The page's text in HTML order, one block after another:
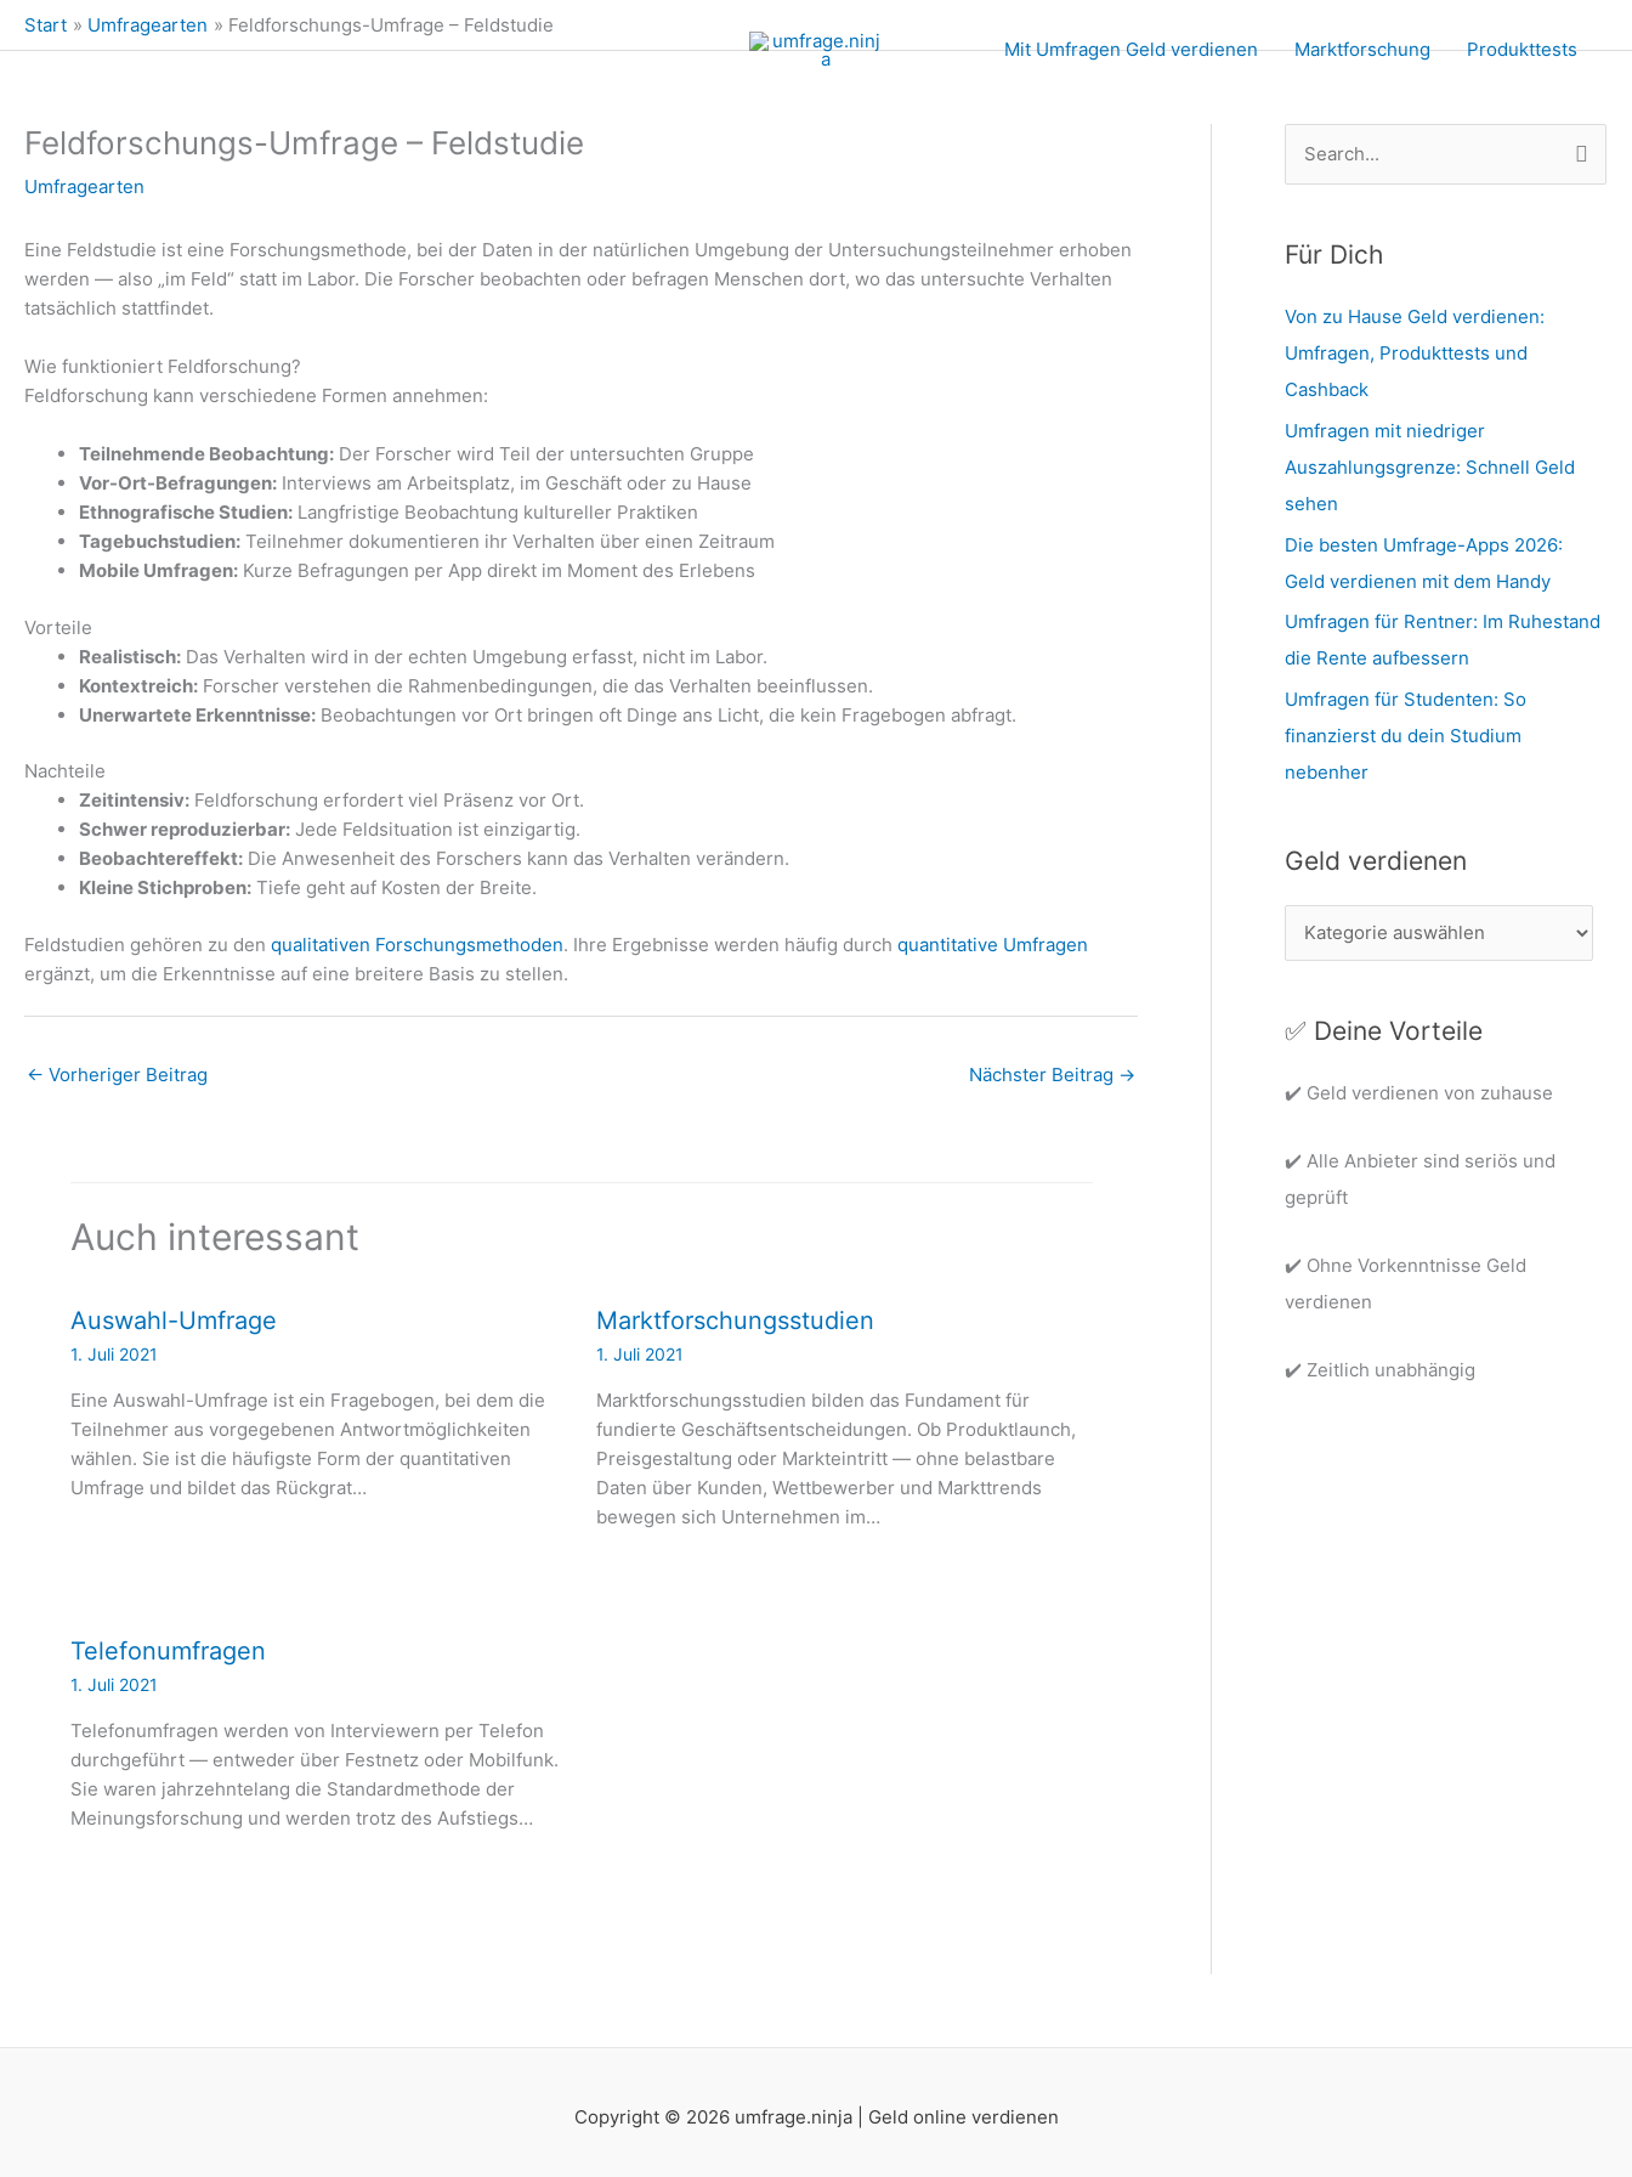
Zum
Mit Umfragen Geld verdienen Marktforschung Produkttests
Start Umfragearten Feldforschungs-Umfrage – Feldstudie
Feldforschungs-Umfrage – Feldstudie
Umfragearten
Eine Feldstudie ist eine Forschungsmethode, bei der Daten in der natürlichen Umgebung der Untersuchungsteilnehmer erhoben
werden — also „im Feld“ statt im Labor. Die Forscher beobachten oder befragen Menschen dort, wo das untersuchte Verhalten
tatsächlich stattfindet.
Wie funktioniert Feldforschung?
Feldforschung kann verschiedene Formen annehmen:
Teilnehmende Beobachtung: Der Forscher wird Teil der untersuchten Gruppe
Vor-Ort-Befragungen: Interviews am Arbeitsplatz, im Geschäft oder zu Hause
Ethnografische Studien: Langfristige Beobachtung kultureller Praktiken
Tagebuchstudien: Teilnehmer dokumentieren ihr Verhalten über einen Zeitraum
Mobile Umfragen: Kurze Befragungen per App direkt im Moment des Erlebens
Vorteile
Realistisch: Das Verhalten wird in der echten Umgebung erfasst, nicht im Labor.
Kontextreich: Forscher verstehen die Rahmenbedingungen, die das Verhalten beeinflussen.
Unerwartete Erkenntnisse: Beobachtungen vor Ort bringen oft Dinge ans Licht, die kein Fragebogen abfragt.
Nachteile
Zeitintensiv: Feldforschung erfordert viel Präsenz vor Ort.
Schwer reproduzierbar: Jede Feldsituation ist einzigartig.
Beobachtereffekt: Die Anwesenheit des Forschers kann das Verhalten verändern.
Kleine Stichproben: Tiefe geht auf Kosten der Breite.
Feldstudien gehören zu den qualitativen Forschungsmethoden. Ihre Ergebnisse werden häufig durch quantitative Umfragen
ergänzt, um die Erkenntnisse auf eine breitere Basis zu stellen.
← Vorheriger Beitrag Nächster Beitrag →
Auch interessant
Auswahl-Umfrage
1. Juli 2021
Eine Auswahl-Umfrage ist ein Fragebogen, bei dem die
Teilnehmer aus vorgegebenen Antwortmöglichkeiten
wählen. Sie ist die häufigste Form der quantitativen
Umfrage und bildet das Rückgrat…
Marktforschungsstudien
1. Juli 2021
Marktforschungsstudien bilden das Fundament für
fundierte Geschäftsentscheidungen. Ob Produktlaunch,
Preisgestaltung oder Markteintritt — ohne belastbare
Daten über Kunden, Wettbewerber und Markttrends
bewegen sich Unternehmen im…
Telefonumfragen
1. Juli 2021
Telefonumfragen werden von Interviewern per Telefon
durchgeführt — entweder über Festnetz oder Mobilfunk.
Sie waren jahrzehntelang die Standardmethode der
Meinungsforschung und werden trotz des Aufstiegs…
h
n
n
a
c
h
:
Für Dich
Von zu Hause Geld verdienen:
Umfragen, Produkttests und
Cashback
Umfragen mit niedriger
Auszahlungsgrenze: Schnell Geld
sehen
Die besten Umfrage-Apps 2026:
Geld verdienen mit dem Handy
Umfragen für Rentner: Im Ruhestand
die Rente aufbessern
Umfragen für Studenten: So
finanzierst du dein Studium
nebenher
Geld verdienen
e
d
e
d
i
✅ Deine Vorteile
✔️ Geld verdienen von zuhause
✔️ Alle Anbieter sind seriös und
geprüft
✔️ Ohne Vorkenntnisse Geld
verdienen
✔️ Zeitlich unabhängig
Copyright © 2026 umfrage.ninja | Geld online verdienen